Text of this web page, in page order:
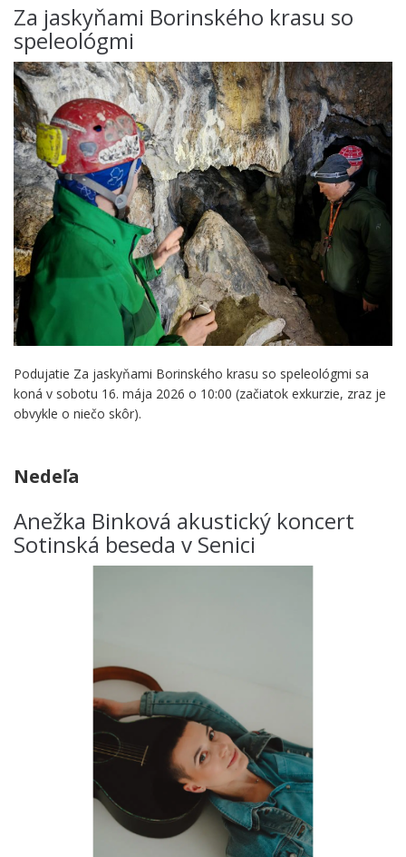
Za jaskyňami Borinského krasu so
speleológmi
Podujatie Za jaskyňami Borinského krasu so speleológmi sa
koná v sobotu 16. mája 2026 o 10:00 (začiatok exkurzie, zraz je
obvykle o niečo skôr).
Nedeľa
Anežka Binková akustický koncert
Sotinská beseda v Senici